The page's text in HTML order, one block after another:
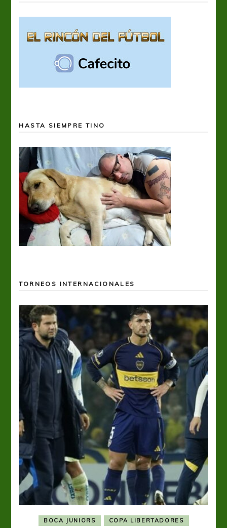
HASTA SIEMPRE TINO
TORNEOS INTERNACIONALES
BOCA JUNIORS COPA LIBERTADORES